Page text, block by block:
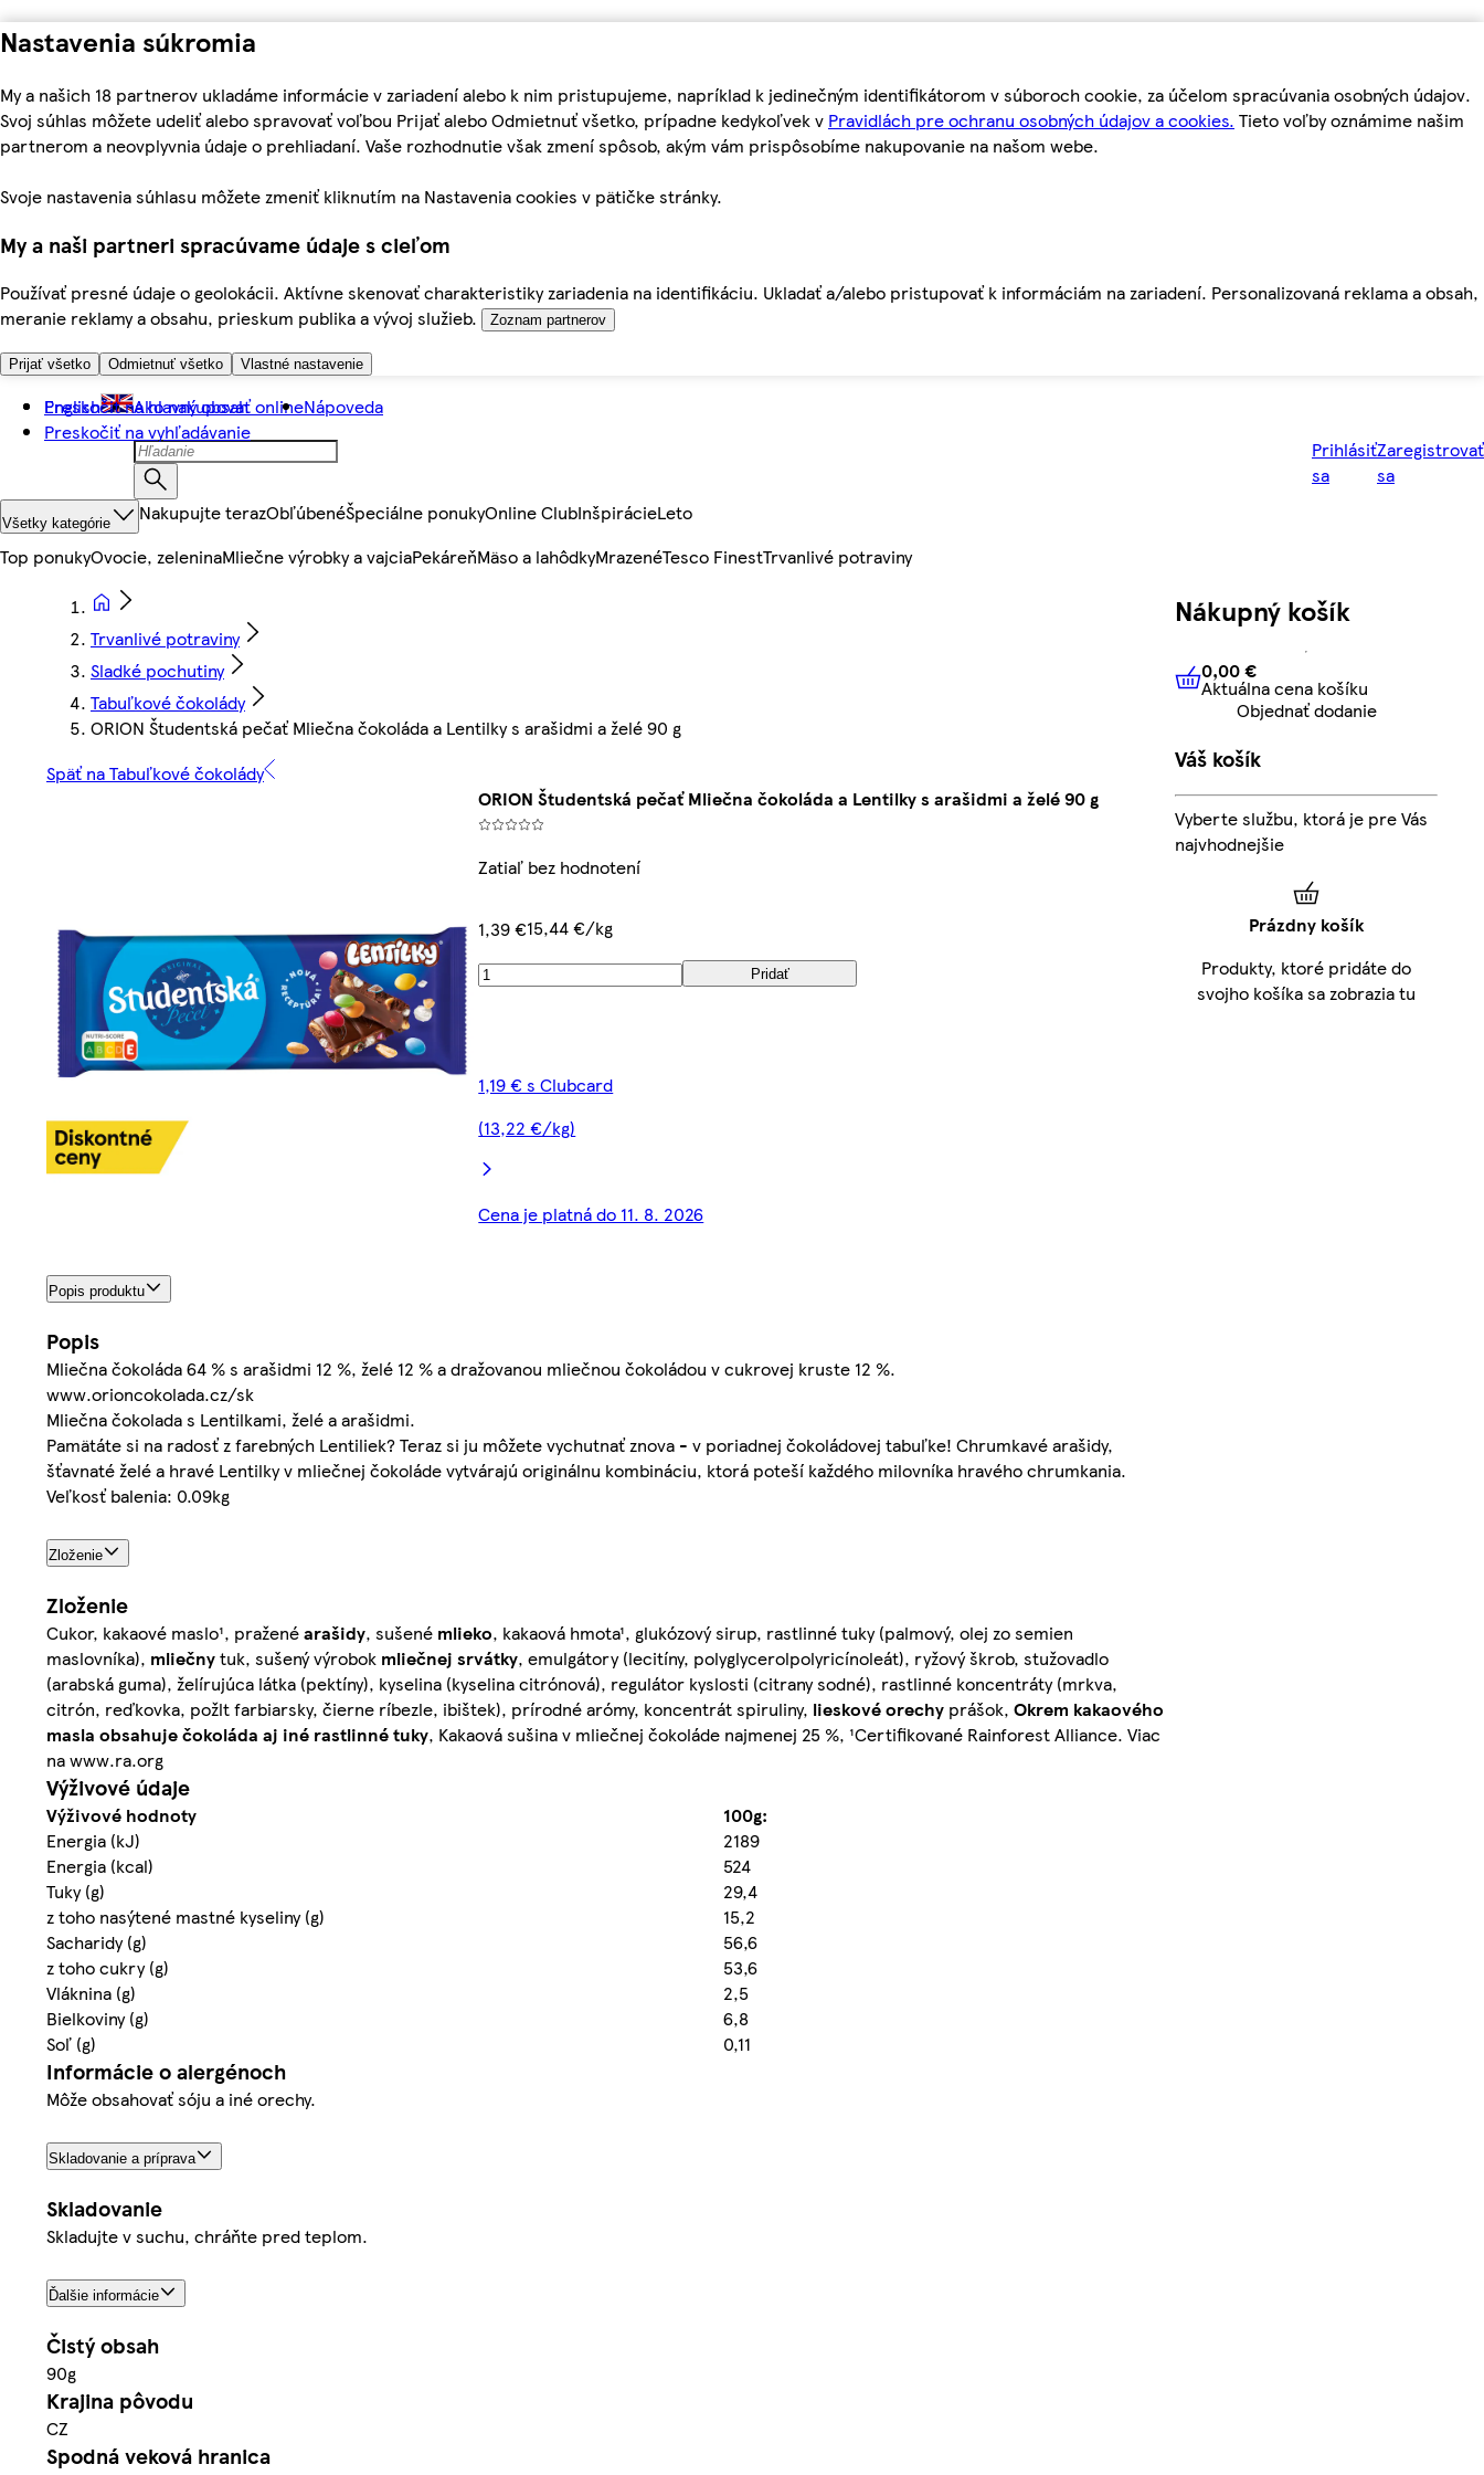
Nastavenia súkromia
My a našich 18 partnerov ukladáme informácie v zariadení alebo k nim pristupujeme, napríklad k jedinečným identifikátorom v súboroch cookie, za účelom spracúvania osobných údajov.
Svoj súhlas môžete udeliť alebo spravovať voľbou Prijať alebo Odmietnuť všetko, prípadne kedykoľvek v Pravidlách pre ochranu osobných údajov a cookies. Tieto voľby oznámime našim
partnerom a neovplyvnia údaje o prehliadaní. Vaše rozhodnutie však zmení spôsob, akým vám prispôsobíme nakupovanie na našom webe.
Svoje nastavenia súhlasu môžete zmeniť kliknutím na Nastavenia cookies v pätičke stránky.
My a naši partneri spracúvame údaje s cieľom
Používať presné údaje o geolokácii. Aktívne skenovať charakteristiky zariadenia na identifikáciu. Ukladať a/alebo pristupovať k informáciám na zariadení. Personalizovaná reklama a obsah,
meranie reklamy a obsahu, prieskum publika a vývoj služieb.
Zoznam partnerov
Prijať všetko Odmietnuť všetko Vlastné nastavenie
Preskočiť na hlavný obsah
Preskočiť na vyhľadávanie
English Ako nakupovať onlineNápoveda
Prihlásiť
sa
Zaregistrovať
sa
Všetky kategórie Nakupujte terazObľúbenéŠpeciálne ponukyOnline ClubInšpirácieLeto
Top ponukyOvocie, zeleninaMliečne výrobky a vajciaPekáreňMäso a lahôdkyMrazenéTesco FinestTrvanlivé potraviny
Trvanlivé potraviny
Sladké pochutiny
Tabuľkové čokolády
ORION Študentská pečať Mliečna čokoláda a Lentilky s arašidmi a želé 90 g
Späť na Tabuľkové čokolády
ORION Študentská pečať Mliečna čokoláda a Lentilky s arašidmi a želé 90 g
Zatiaľ bez hodnotení
1,39 €15,44 €/kg
Pridať
1,19 € s Clubcard
(13,22 €/kg)
Cena je platná do 11. 8. 2026
Popis produktu
Popis
Mliečna čokoláda 64 % s arašidmi 12 %, želé 12 % a dražovanou mliečnou čokoládou v cukrovej kruste 12 %.
www.orioncokolada.cz/sk
Mliečna čokolada s Lentilkami, želé a arašidmi.
Pamätáte si na radosť z farebných Lentiliek? Teraz si ju môžete vychutnať znova - v poriadnej čokoládovej tabuľke! Chrumkavé arašidy,
šťavnaté želé a hravé Lentilky v mliečnej čokoláde vytvárajú originálnu kombináciu, ktorá poteší každého milovníka hravého chrumkania.
Veľkosť balenia: 0.09kg
Zloženie
Zloženie
Cukor, kakaové maslo¹, praženéarašidy, sušené mlieko, kakaová hmota¹, glukózový sirup, rastlinné tuky (palmový, olej zo semien
maslovníka), mliečnytuk, sušený výrobok mliečnej srvátky, emulgátory (lecitíny, polyglycerolpolyricínoleát), ryžový škrob, stužovadlo
(arabská guma), želírujúca látka (pektíny), kyselina (kyselina citrónová), regulátor kyslosti (citrany sodné), rastlinné koncentráty (mrkva,
citrón, reďkovka, požlt farbiarsky, čierne ríbezle, ibištek), prírodné arómy, koncentrát spiruliny, lieskové orechy prášok, Okrem kakaového
masla obsahuje čokoláda aj iné rastlinné tuky, Kakaová sušina v mliečnej čokoláde najmenej 25 %, ¹Certifikované Rainforest Alliance. Viac
na www.ra.org
Výživové údaje
Výživové hodnoty
100g:
Energia (kJ)
2189
Energia (kcal)
524
Tuky (g)
29,4
z toho nasýtené mastné kyseliny (g)
15,2
Sacharidy (g)
56,6
z toho cukry (g)
53,6
Vláknina (g)
2,5
Bielkoviny (g)
6,8
Soľ (g)
0,11
Informácie o alergénoch
Môže obsahovať sóju a iné orechy.
Skladovanie a príprava
Skladovanie
Skladujte v suchu, chráňte pred teplom.
Ďalšie informácie
Čistý obsah
90g
Krajina pôvodu
CZ
Spodná veková hranica
Nákupný košík
0,00 € Aktuálna cena košíku
0,00 €
Aktuálna cena košíku
Objednať dodanie
Váš košík
Vyberte službu, ktorá je pre Vás
najvhodnejšie
Prázdny košík
Produkty, ktoré pridáte do
svojho košíka sa zobrazia tu